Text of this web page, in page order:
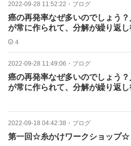
2022-09-28 11:52:22 ・ ブログ
癌の再発率なぜ多いのでしょう
が常に作られて、分解が繰り返し
4
2022-09-28 11:49:06 ・ ブログ
癌の再発率なぜ多いのでしょう
が常に作られて、分解が繰り返し
2022-09-18 04:42:38 ・ ブログ
第一回☆糸かけワークショップ☆